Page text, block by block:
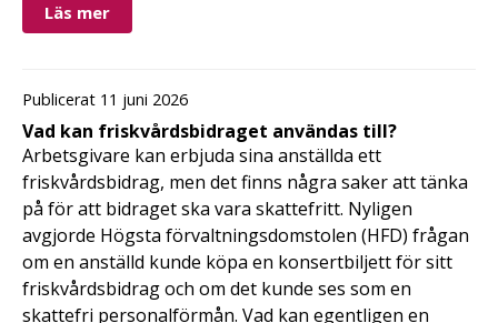
Läs mer
Publicerat 11 juni 2026
Vad kan friskvårdsbidraget användas till?
Arbetsgivare kan erbjuda sina anställda ett
friskvårdsbidrag, men det finns några saker att tänka
på för att bidraget ska vara skattefritt. Nyligen
avgjorde Högsta förvaltningsdomstolen (HFD) frågan
om en anställd kunde köpa en konsertbiljett för sitt
friskvårdsbidrag och om det kunde ses som en
skattefri personalförmån. Vad kan egentligen en